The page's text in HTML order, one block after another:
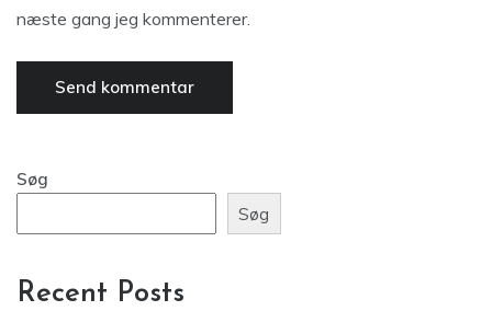
næste gang jeg kommenterer.
Søg
Søg
Recent Posts